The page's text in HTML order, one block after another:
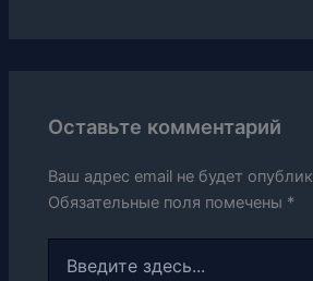
Оставьте комментарий
Ваш адрес email не будет
Обязательные поля помечены *
здесь...